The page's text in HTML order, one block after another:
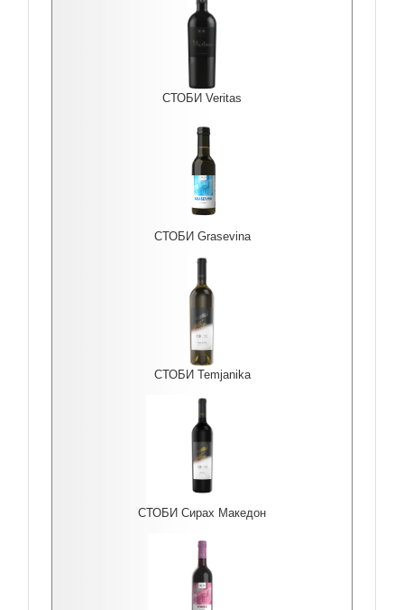
СТОБИ Veritas
СТОБИ Grasevina
СТОБИ Temjanika
СТОБИ Сирах Македон